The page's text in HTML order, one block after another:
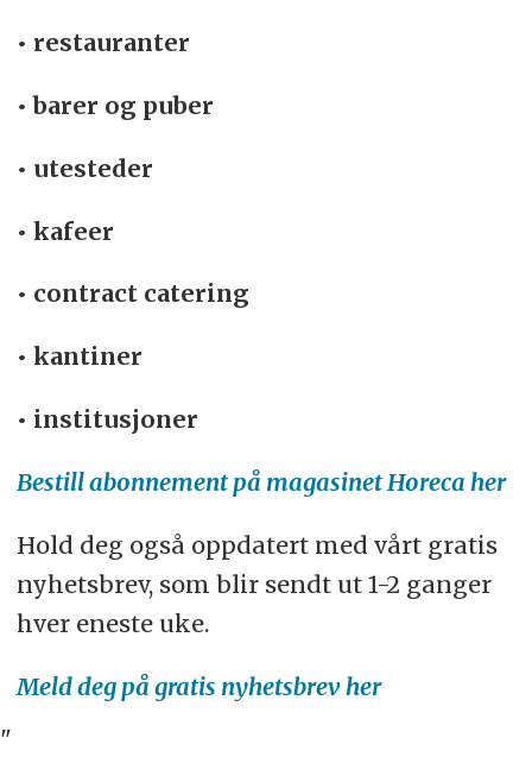
• restauranter
• barer og puber
• utesteder
• kafeer
• contract catering
• kantiner
• institusjoner
Bestill abonnement på magasinet Horeca her
Hold deg også oppdatert med vårt gratis
nyhetsbrev, som blir sendt ut 1-2 ganger
hver eneste uke.
Meld deg på gratis nyhetsbrev her
"